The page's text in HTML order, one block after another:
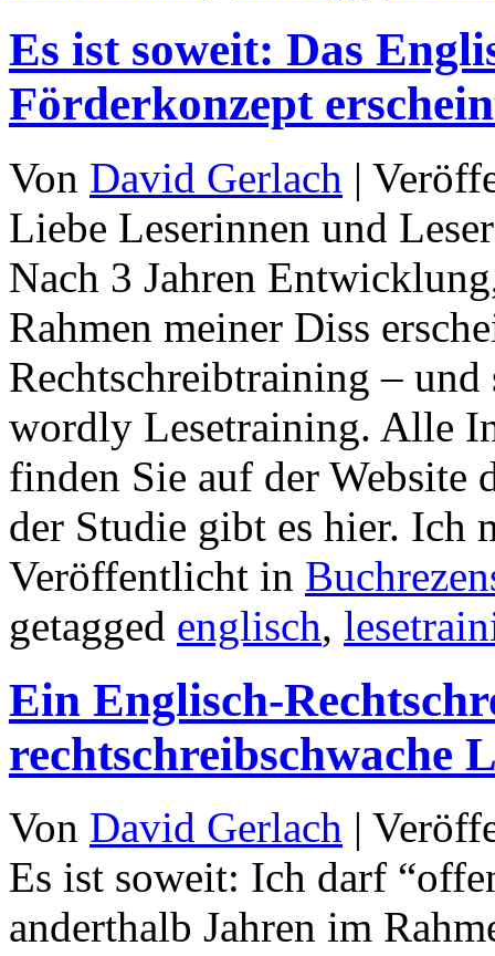
Es ist soweit: Das
Förderkonzept
Von David Gerlach |
Liebe Leserinnen und
Nach 3 Jahren
Rahmen meiner Diss
Rechtschreibtraining – und
wordly Lesetraining. Alle
finden Sie auf der Website
der Studie gibt es hier.
Veröffentlicht in
getagged englisch,
Ein Englisch-
rechtschreibschwache
Von David Gerlach |
Es ist soweit: Ich darf
anderthalb Jahren im